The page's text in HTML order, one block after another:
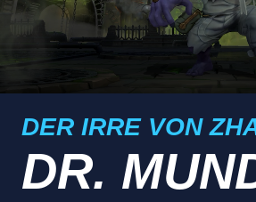
DER IRRE VON
DR.